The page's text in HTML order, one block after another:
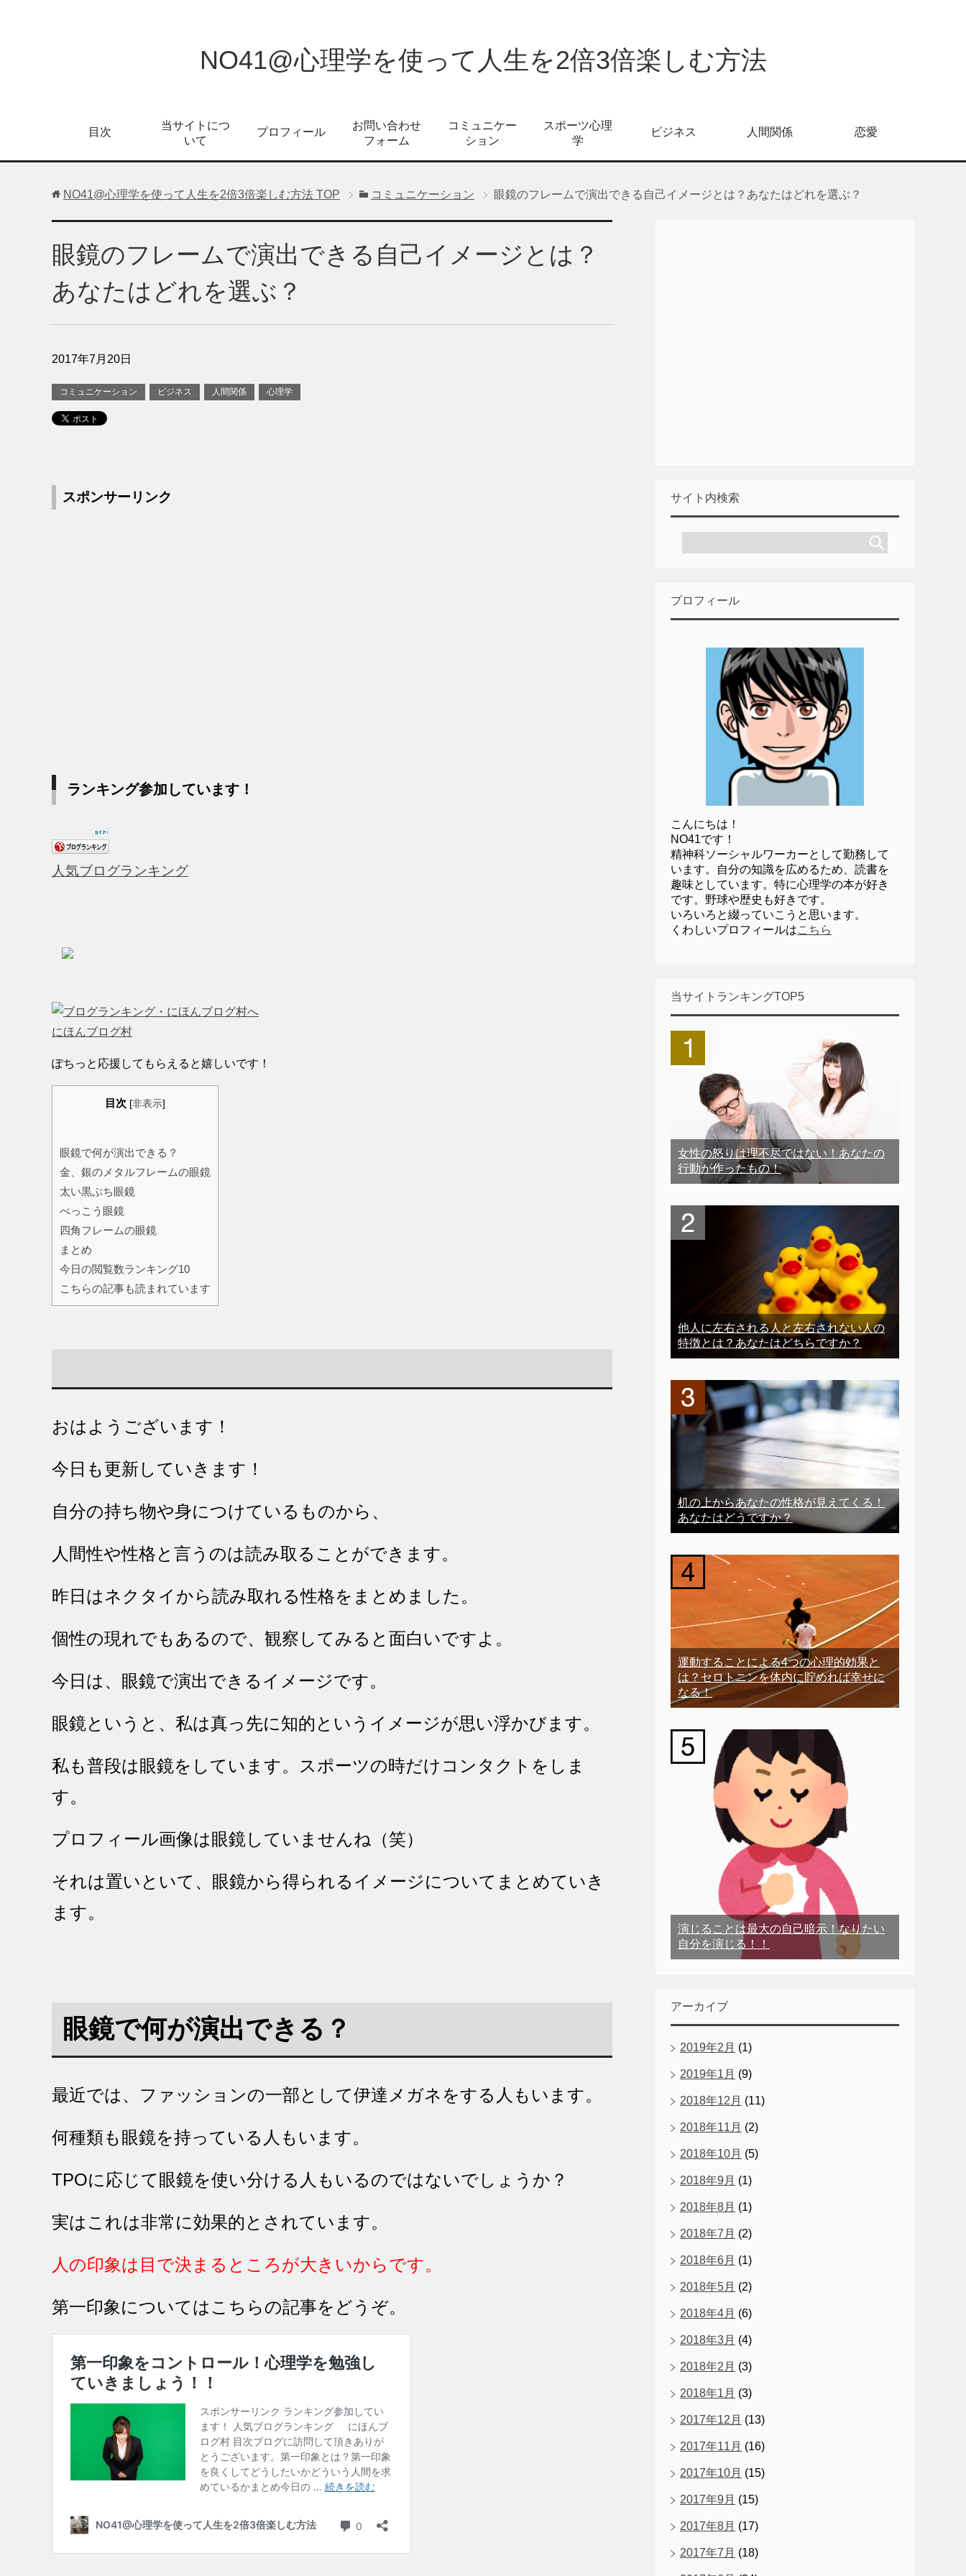
NO41@心理学を使って人生を2倍3倍楽しむ方法
目次
当サイトにつ
いて
プロフィール
お問い合わせ
フォーム
コミュニケー
ション
スポーツ心理
学
ビジネス 人間関係 恋愛
NO41@心理学を使って人生を2倍3倍楽しむ方法 TOP コミュニケーション 眼鏡のフレームで演出できる自己イメージとは？あなたはどれを選ぶ？
眼鏡のフレームで演出できる自己イメージとは？
あなたはどれを選ぶ？
2017年7月20日
コミュニケーション ビジネス 人間関係 心理学
スポンサーリンク
ランキング参加しています！
人気ブログランキング
にほんブログ村
ぽちっと応援してもらえると嬉しいです！
目次 [非表示]
眼鏡で何が演出できる？
金、銀のメタルフレームの眼鏡
太い黒ぶち眼鏡
べっこう眼鏡
四角フレームの眼鏡
まとめ
今日の閲覧数ランキング10
こちらの記事も読まれています
おはようございます！
今日も更新していきます！
自分の持ち物や身につけているものから、
人間性や性格と言うのは読み取ることができます。
昨日はネクタイから読み取れる性格をまとめました。
個性の現れでもあるので、観察してみると面白いですよ。
今日は、眼鏡で演出できるイメージです。
眼鏡というと、私は真っ先に知的というイメージが思い浮かびます。
私も普段は眼鏡をしています。スポーツの時だけコンタクトをしま
す。
プロフィール画像は眼鏡していませんね（笑）
それは置いといて、眼鏡から得られるイメージについてまとめていき
ます。
眼鏡で何が演出できる？
最近では、ファッションの一部として伊達メガネをする人もいます。
何種類も眼鏡を持っている人もいます。
TPOに応じて眼鏡を使い分ける人もいるのではないでしょうか？
実はこれは非常に効果的とされています。
人の印象は目で決まるところが大きいからです。
第一印象についてはこちらの記事をどうぞ。
サイト内検索
プロフィール
こんにちは！
NO41です！
精神科ソーシャルワーカーとして勤務して
います。自分の知識を広めるため、読書を
趣味としています。特に心理学の本が好き
です。野球や歴史も好きです。
いろいろと綴っていこうと思います。
くわしいプロフィールはこちら
当サイトランキングTOP5
女性の怒りは理不尽ではない！あなたの
行動が作ったもの！
他人に左右される人と左右されない人の
特徴とは？あなたはどちらですか？
机の上からあなたの性格が見えてくる！
あなたはどうですか？
運動することによる4つの心理的効果と
は？セロトニンを体内に貯めれば幸せに
なる！
演じることは最大の自己暗示！なりたい
自分を演じる！！
アーカイブ
2019年2月 (1)
2019年1月 (9)
2018年12月 (11)
2018年11月 (2)
2018年10月 (5)
2018年9月 (1)
2018年8月 (1)
2018年7月 (2)
2018年6月 (1)
2018年5月 (2)
2018年4月 (6)
2018年3月 (4)
2018年2月 (3)
2018年1月 (3)
2017年12月 (13)
2017年11月 (16)
2017年10月 (15)
2017年9月 (15)
2017年8月 (17)
2017年7月 (18)